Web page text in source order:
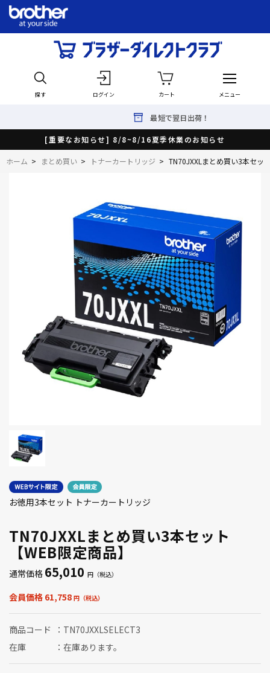
探す ログイン カート メニュー
最短で翌日出荷！
[重要なお知らせ] 8/8~8/16夏季休業のお知らせ
ホーム > まとめ買い > トナーカートリッジ > TN70JXXLまとめ買い3本セッ
TN70JXXLまとめ買い3本セット
【WEB限定商品】
お徳用3本セット トナーカートリッジ
通常価格 65,010
会員価格 61,758
商品コード
TN70JXXLSELECT3
在庫
在庫あります。